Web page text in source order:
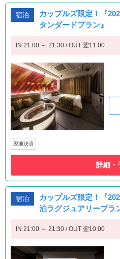
宿泊
カップルズ限定！『
タンダードプラン』
IN 21:00 ～ 21:30 / OUT 翌11:00
現地決済
詳細・
宿泊
カップルズ限定！『
泊ラグジュアリープラ
IN 21:00 ～ 21:30 / OUT 翌10:00